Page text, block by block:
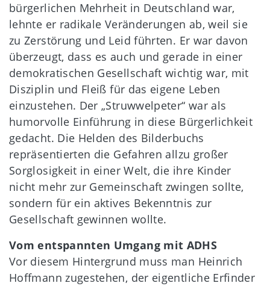
bürgerlichen Mehrheit in Deutschland war,
lehnte er radikale Veränderungen ab, weil sie
zu Zerstörung und Leid führten. Er war davon
überzeugt, dass es auch und gerade in einer
demokratischen Gesellschaft wichtig war, mit
Disziplin und Fleiß für das eigene Leben
einzustehen. Der „Struwwelpeter“ war als
humorvolle Einführung in diese Bürgerlichkeit
gedacht. Die Helden des Bilderbuchs
repräsentierten die Gefahren allzu großer
Sorglosigkeit in einer Welt, die ihre Kinder
nicht mehr zur Gemeinschaft zwingen sollte,
sondern für ein aktives Bekenntnis zur
Gesellschaft gewinnen wollte.
Vom entspannten Umgang mit ADHS
Vor diesem Hintergrund muss man Heinrich
Hoffmann zugestehen, der eigentliche Erfinder